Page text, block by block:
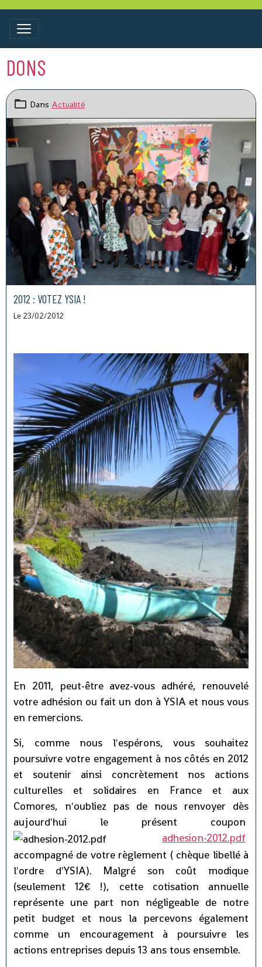
DONS
Dans Actualité
2012 : VOTEZ YSIA !
Le 23/02/2012
En 2011, peut-être avez-vous adhéré, renouvelé
votre adhésion ou fait un don à YSIA et nous vous
en remercions.
Si, comme nous l'espérons, vous souhaitez
poursuivre votre engagement à nos côtés en 2012
et soutenir ainsi concrètement nos actions
culturelles et solidaires en France et aux
Comores, n'oubliez pas de nous renvoyer dès
aujourd'hui le présent coupon
adhesion-2012.pdf
accompagné de votre règlement ( chèque libellé à
l'ordre d'YSIA). Malgré son coût modique
(seulement 12€ !), cette cotisation annuelle
représente une part non négligeable de notre
petit budget et nous la percevons également
comme un encouragement à poursuivre les
actions entreprises depuis 13 ans tous ensemble.